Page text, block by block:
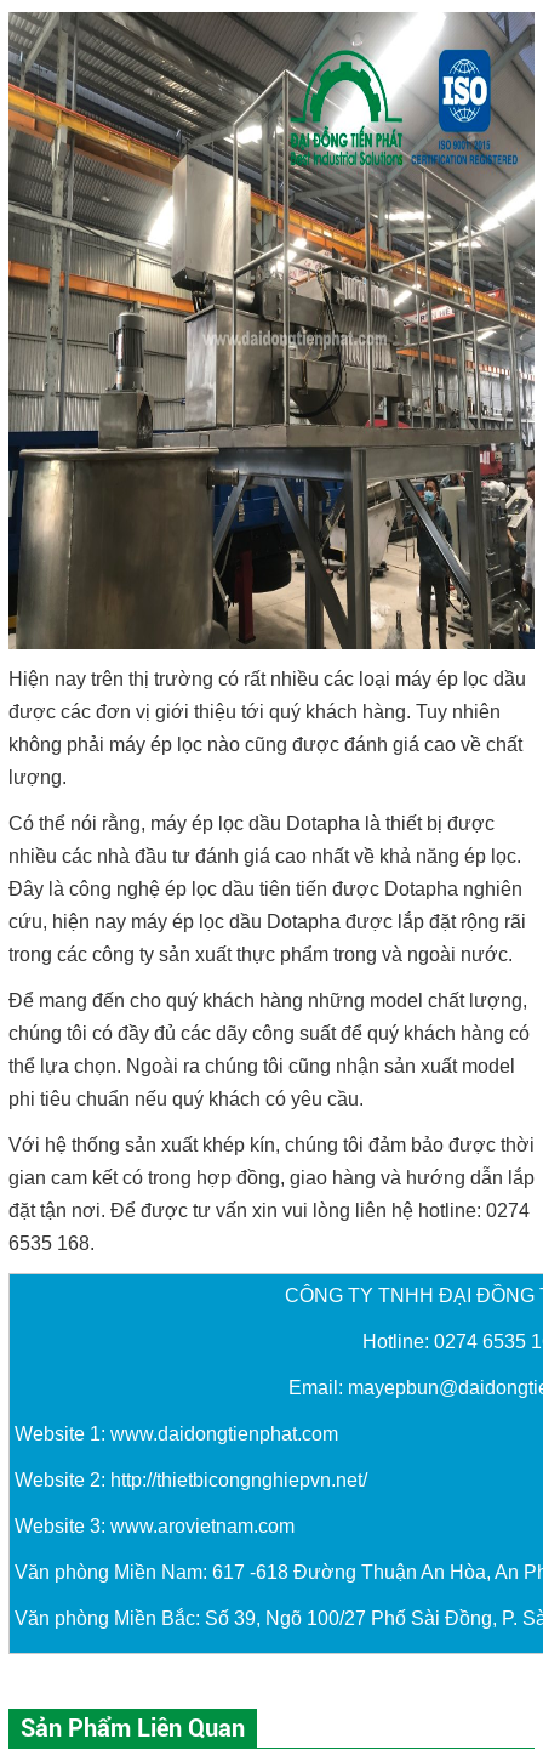
Hiện nay trên thị trường có rất nhiều các loại máy ép lọc dầu
được các đơn vị giới thiệu tới quý khách hàng. Tuy nhiên
không phải máy ép lọc nào cũng được đánh giá cao về chất
lượng.
Có thể nói rằng, máy ép lọc dầu Dotapha là thiết bị được
nhiều các nhà đầu tư đánh giá cao nhất về khả năng ép lọc.
Đây là công nghệ ép lọc dầu tiên tiến được Dotapha nghiên
cứu, hiện nay máy ép lọc dầu Dotapha được lắp đặt rộng rãi
trong các công ty sản xuất thực phẩm trong và ngoài nước.
Để mang đến cho quý khách hàng những model chất lượng,
chúng tôi có đầy đủ các dãy công suất để quý khách hàng có
thể lựa chọn. Ngoài ra chúng tôi cũng nhận sản xuất model
phi tiêu chuẩn nếu quý khách có yêu cầu.
Với hệ thống sản xuất khép kín, chúng tôi đảm bảo được thời
gian cam kết có trong hợp đồng, giao hàng và hướng dẫn lắp
đặt tận nơi. Để được tư vấn xin vui lòng liên hệ hotline: 0274
6535 168.
CÔNG TY TNHH ĐẠI ĐỒNG
Hotline: 0274 6535
Email:
Website 1: www.daidongtienphat.com
Website 2: http://thietbicongnghiepvn.net/
Website 3: www.arovietnam.com
Văn phòng Miền Nam: 617 -618 Đường Thuận An Hòa, An
Văn phòng Miền Bắc: Số 39, Ngõ 100/27 Phố Sài Đồng, P.
Sản Phẩm Liên Quan